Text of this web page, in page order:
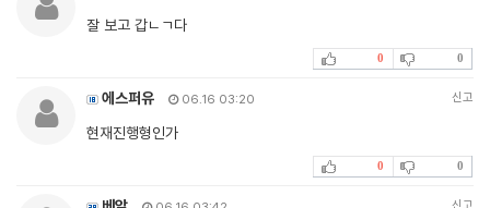
잘 보고 갑ㄴㄱ다
0 0
에스퍼유 06.16 03:20 신고
현재진행형인가
0 0